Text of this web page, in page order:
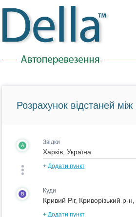
Розрахунок відстаней
A Звідки
+ Додати пункт
B Куди
+ Додати пункт